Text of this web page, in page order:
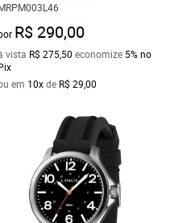
R$ 290,00
vista R$ 275,50 economize 5%no
em 10xde R$ 29,00